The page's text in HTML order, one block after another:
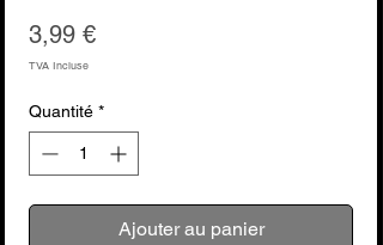
3,99 €Prix
TVA Incluse
Quantité *
Ajouter au panier